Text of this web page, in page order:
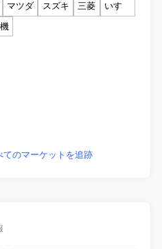
マツダ スズキ 三菱
いすゞ
のマーケットを追跡